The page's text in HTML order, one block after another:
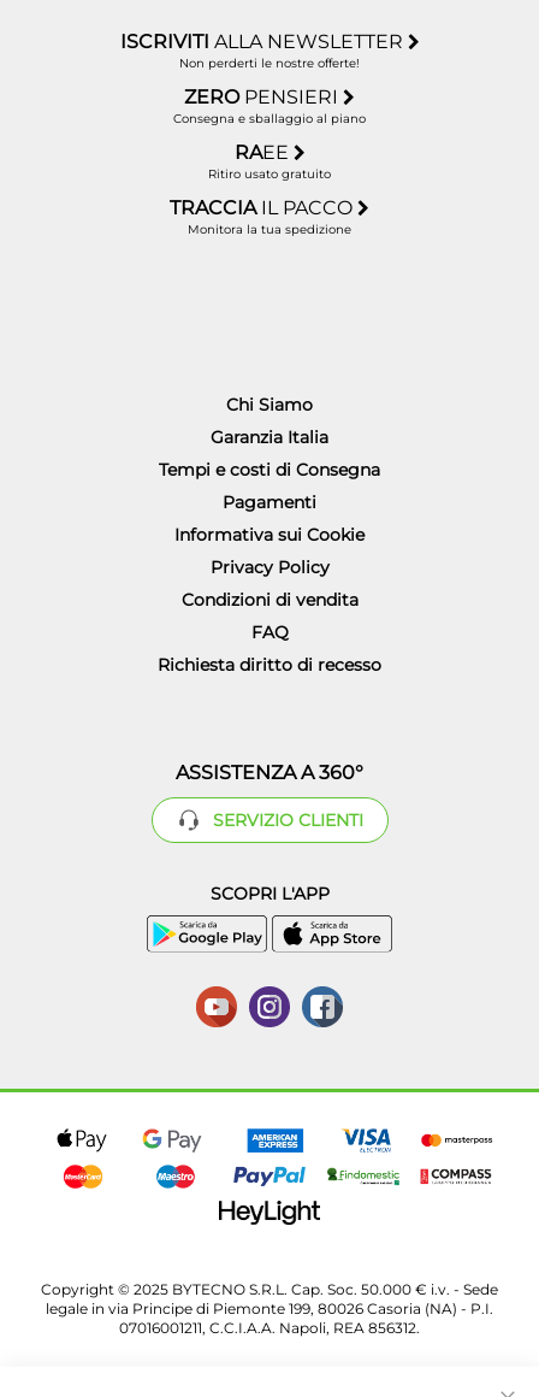
ISCRIVITI ALLA NEWSLETTER
Non perderti le nostre offerte!
ZERO PENSIERI
Consegna e sballaggio al piano
RAEE
Ritiro usato gratuito
TRACCIA IL PACCO
Monitora la tua spedizione
Chi Siamo
Garanzia Italia
Tempi e costi di Consegna
Pagamenti
Informativa sui Cookie
Privacy Policy
Condizioni di vendita
FAQ
Richiesta diritto di recesso
ASSISTENZA A 360°
SERVIZIO CLIENTI
SCOPRI L'APP
Copyright © 2025 BYTECNO S.R.L. Cap. Soc. 50.000 € i.v. - Sede
legale in via Principe di Piemonte 199, 80026 Casoria (NA) - P.I.
07016001211, C.C.I.A.A. Napoli, REA 856312.